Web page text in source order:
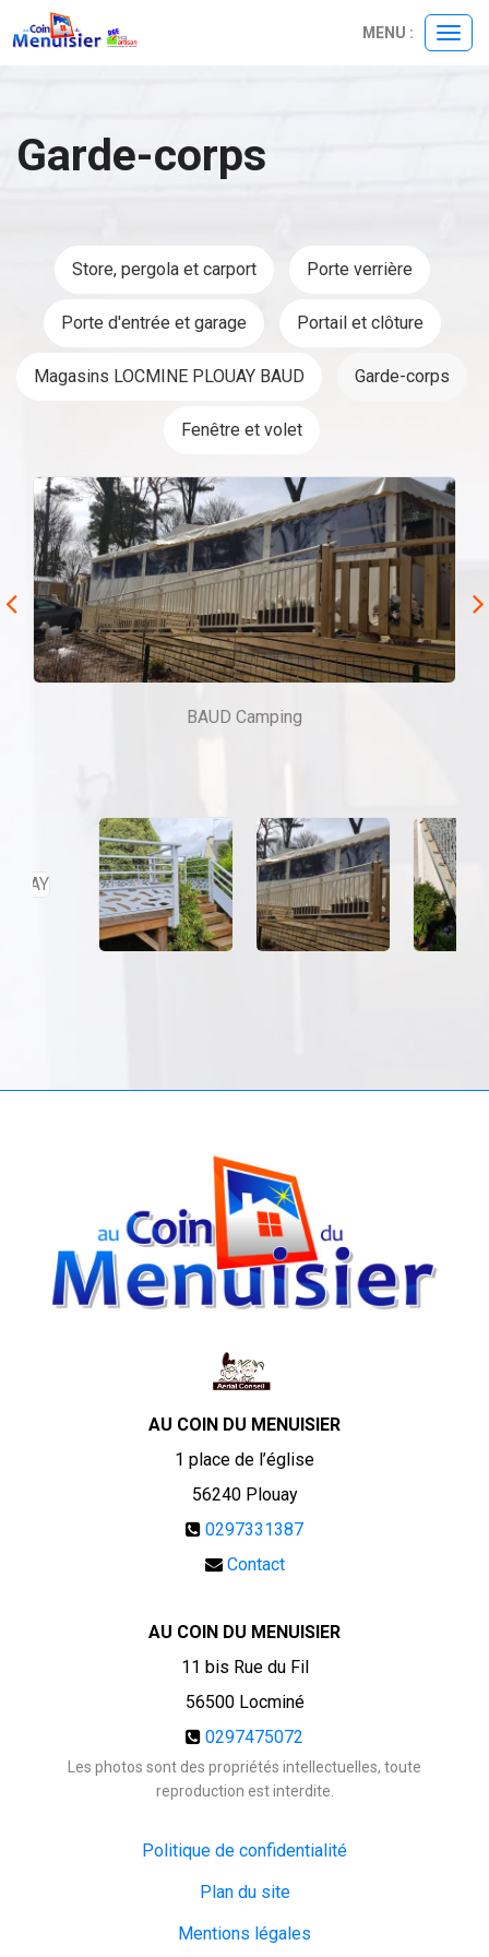
MENU :
Garde-corps
Store, pergola et carport Porte verrière
Porte d'entrée et garage Portail et clôture
Magasins LOCMINE PLOUAY BAUD Garde-corps
Fenêtre et volet
BAUD Camping
AU COIN DU MENUISIER
1 place de l’église
56240 Plouay
0297331387
Contact
AU COIN DU MENUISIER
11 bis Rue du Fil
56500 Locminé
0297475072
Les photos sont des propriétés intellectuelles, toute
reproduction est interdite.
Politique de confidentialité
Plan du site
Mentions légales
Panneau de gestion des cookies